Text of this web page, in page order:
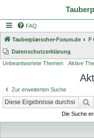
FAQ
Tauberplanscher-Forum.de
Datenschutzerklärung
Unbeantwortete Themen Aktive
Zur erweiterten Suche
Die Suche